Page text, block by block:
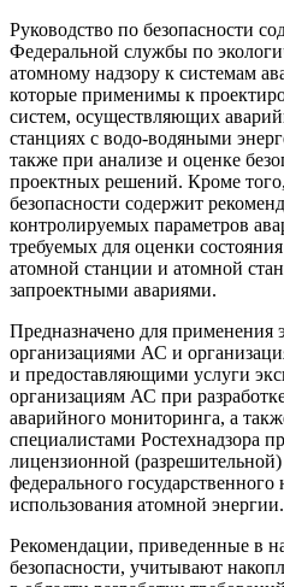
Руководство по безопасности
Федеральной службы по
атомному надзору к системам
которые применимы к
систем, осуществляющих
станциях с водо-водяными
также при анализе и оценке
проектных решений. Кроме
безопасности содержит
контролируемых параметров
требуемых для оценки
атомной станции и атомной
запроектными авариями.
Предназначено для
организациями АС и
и предоставляющими услуги
организациям АС при
аварийного мониторинга, а
специалистами Ростехнадзора
лицензионной (разрешительной)
федерального государственного
использования атомной энергии.
Рекомендации, приведенные в
безопасности, учитывают